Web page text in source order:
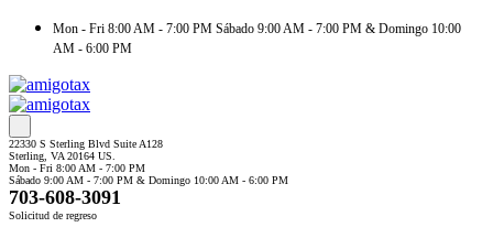
Mon - Fri 8:00 AM - 7:00 PM Sábado 9:00 AM - 7:00 PM & Domingo 10:00
AM - 6:00 PM
22330 S Sterling Blvd Suite A128
Sterling, VA 20164 US.
Mon - Fri 8:00 AM - 7:00 PM
Sábado 9:00 AM - 7:00 PM & Domingo 10:00 AM - 6:00 PM
703-608-3091
Solicitud de regreso